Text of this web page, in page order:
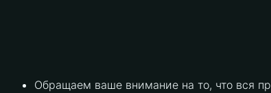
Обращаем ваше внимание на то, что вся